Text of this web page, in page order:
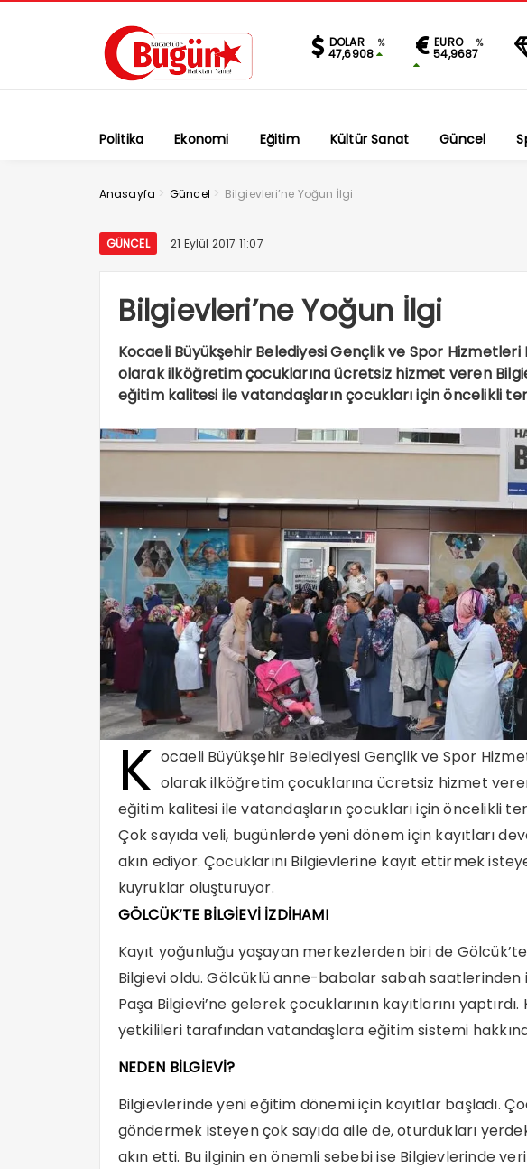
DOLAR %
47,6908
EURO %
54,9687
Politika Ekonomi Eğitim Kültür Sanat Güncel
Anasayfa > Güncel > Bilgievleri’ne Yoğun İlgi
GÜNCEL 21 Eylül 2017 11:07
Bilgievleri’ne Yoğun İlgi
Kocaeli Büyükşehir Belediyesi Gençlik ve Spor Hizmetleri
olarak ilköğretim çocuklarına ücretsiz hizmet veren
eğitim kalitesi ile vatandaşların çocukları için öncelikli
K ocaeli Büyükşehir Belediyesi Gençlik ve Spor
olarak ilköğretim çocuklarına ücretsiz hizmet
eğitim kalitesi ile vatandaşların çocukları için öncelikli
Çok sayıda veli, bugünlerde yeni dönem için kayıtları
akın ediyor. Çocuklarını Bilgievlerine kayıt ettirmek
kuyruklar oluşturuyor.
GÖLCÜK’TE BİLGİEVİ İZDİHAMI
Kayıt yoğunluğu yaşayan merkezlerden biri de
Bilgievi oldu. Gölcüklü anne-babalar sabah
Paşa Bilgievi’ne gelerek çocuklarının kayıtlarını yaptırdı.
yetkilileri tarafından vatandaşlara eğitim sistemi
NEDEN BİLGİEVİ?
Bilgievlerinde yeni eğitim dönemi için kayıtlar başladı.
göndermek isteyen çok sayıda aile de, oturdukları
akın etti. Bu ilginin en önemli sebebi ise Bilgievlerinde